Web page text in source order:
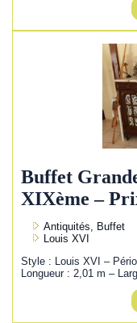
Buffet
XIXème –
Antiquités, Buffet
Louis XVI
Style : Louis XVI –
Longueur : 2,01 m –